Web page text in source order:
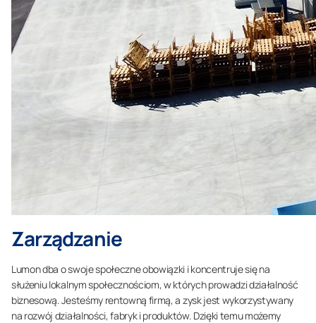
Zarządzanie
Lumon dba o swoje społeczne obowiązki i koncentruje się na
służeniu lokalnym społecznościom, w których prowadzi działalność
biznesową. Jesteśmy rentowną firmą, a zysk jest wykorzystywany
na rozwój działalności, fabryk i produktów. Dzięki temu możemy